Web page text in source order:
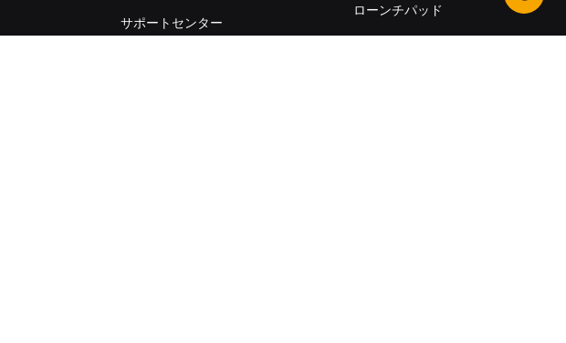
サポートセンター
ローンチパッド